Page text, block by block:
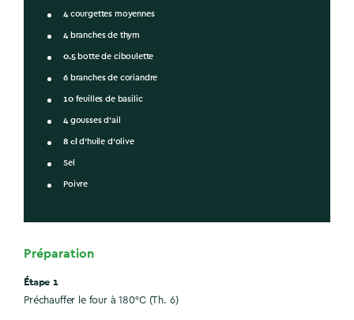
4 courgettes moyennes
4 branches de thym
0.5 botte de ciboulette
6 branches de coriandre
10 feuilles de basilic
4 gousses d’ail
8cl d’huile d’olive
Sel
Poivre
Préparation
Étape 1
Préchauffer le four à 180°C (Th. 6)